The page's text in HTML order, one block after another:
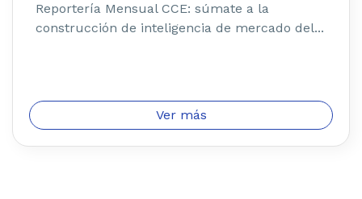
Reportería Mensual CCE: súmate a la
construcción de inteligencia de mercado del...
Ver más